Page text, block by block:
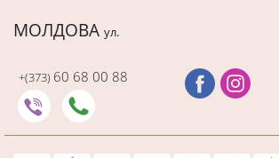
МОЛДОВА ул.
+(373) 60 68 00 88